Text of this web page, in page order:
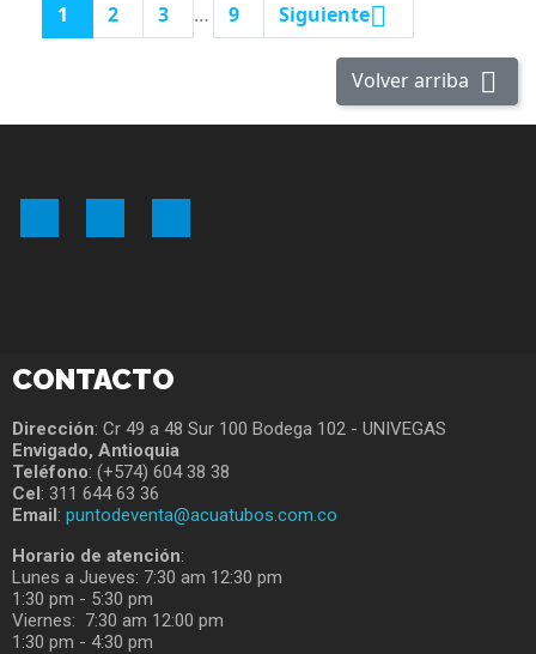
1
2 3 … 9 Siguiente
Volver arriba 
CONTACTO
Dirección: Cr 49 a 48 Sur 100 Bodega 102 - UNIVEGAS
Envigado, Antioquia
Teléfono: (+574) 604 38 38
Cel: 311 644 63 36
Email: puntodeventa@acuatubos.com.co
Horario de atención:
Lunes a Jueves: 7:30 am 12:30 pm
1:30 pm - 5:30 pm
Viernes: 7:30 am 12:00 pm
1:30 pm - 4:30 pm